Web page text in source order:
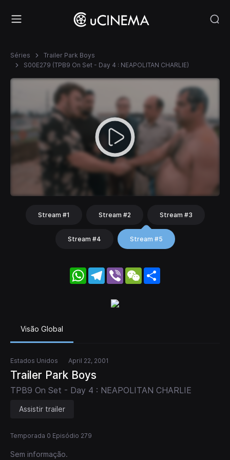
Séries
Trailer Park Boys
S00E279 (TPB9 On Set - Day 4 : NEAPOLITAN CHARLIE)
Stream #1 Stream #2 Stream #3
Stream #4 Stream #5
WhatsApp
Telegram
Viber WeChat
Visão Global
Estados Unidos April 22, 2001
Trailer Park Boys
TPB9 On Set - Day 4 : NEAPOLITAN CHARLIE
Assistir trailer
Temporada 0 Episódio 279
Sem informação.